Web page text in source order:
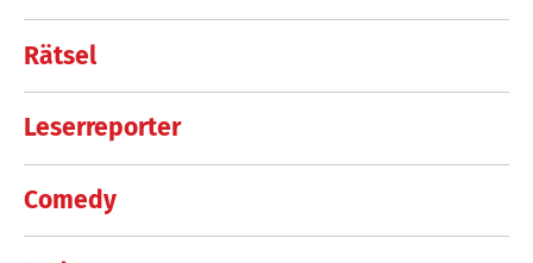
Rätsel
Leserreporter
Comedy